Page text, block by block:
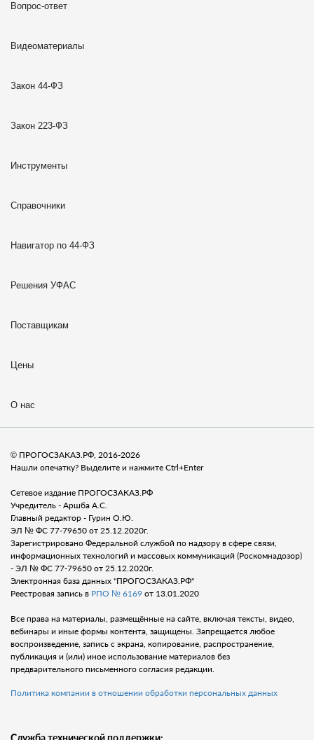
Вопрос-ответ
Видеоматериалы
Закон 44-ФЗ
Закон 223-ФЗ
Инструменты
Справочники
Навигатор по 44-ФЗ
Решения УФАС
Поставщикам
Цены
О нас
© ПРОГОСЗАКАЗ.РФ, 2016-2026
Нашли опечатку? Выделите и нажмите Ctrl+Enter
Сетевое издание ПРОГОСЗАКАЗ.РФ
Учредитель - Аршба А.С.
Главный редактор - Гурин О.Ю.
ЭЛ № ФС 77-79650 от 25.12.2020г.
Зарегистрировано Федеральной службой по надзору в сфере связи,
информационных технологий и массовых коммуникаций (Роскомнадозор)
- ЭЛ № ФС 77-79650 от 25.12.2020г.
Электронная база данных "ПРОГОСЗАКАЗ.РФ"
Реестровая запись в РПО № 6169 от 13.01.2020
Все права на материалы, размещённые на сайте, включая тексты, видео,
вебинары и иные формы контента, защищены. Запрещается любое
воспроизведение, запись с экрана, копирование, распространение,
публикация и (или) иное использование материалов без
предварительного письменного согласия редакции.
Политика компании в отношении обработки персональных данных
Служба технической поддержки: